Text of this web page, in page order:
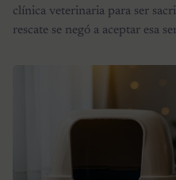
clínica veterinaria para ser
rescate se negó a aceptar esa